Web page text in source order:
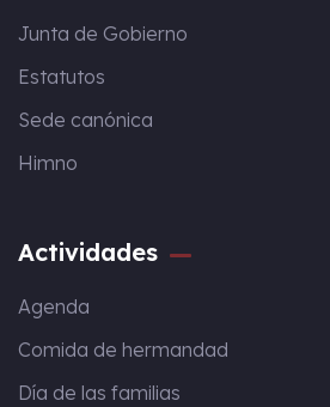
Junta de Gobierno
Estatutos
Sede canónica
Himno
Actividades
Agenda
Comida de hermandad
Día de las familias